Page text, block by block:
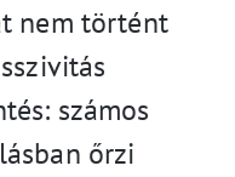
nem történt
számos
őrzi